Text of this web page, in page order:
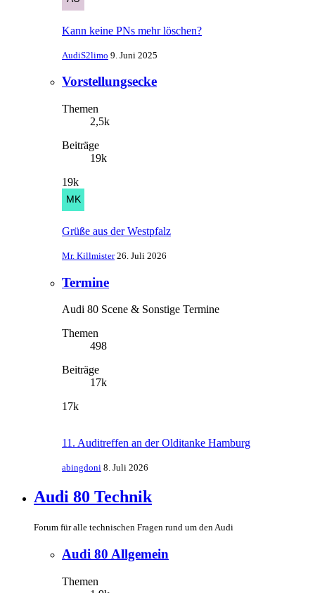
Kann keine PNs mehr löschen?
AudiS2limo 9. Juni 2025
Vorstellungsecke
Themen
2,5k
Beiträge
19k
19k
Grüße aus der Westpfalz
Mr. Killmister 26. Juli 2026
Termine
Audi 80 Scene & Sonstige Termine
Themen
498
Beiträge
17k
17k
11. Auditreffen an der Olditanke Hamburg
abingdoni 8. Juli 2026
Audi 80 Technik
Forum für alle technischen Fragen rund um den Audi
Audi 80 Allgemein
Themen